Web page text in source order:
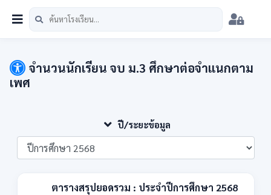
หน้าแรก นักเรียน บุคลากร วิชาการ เมนู
จำนวนนักเรียน จบ ม.3 ศึกษาต่อจำแนกตาม
เพศ
ปี/ระยะข้อมูล
ตารางสรุปยอดรวม : ประจำปีการศึกษา 2568